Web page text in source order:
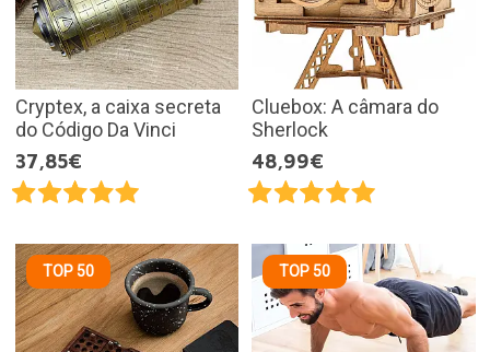
Cryptex, a caixa secreta
do Código Da Vinci
37,85€
Cluebox: A câmara do
Sherlock
48,99€
TOP 50 TOP 50